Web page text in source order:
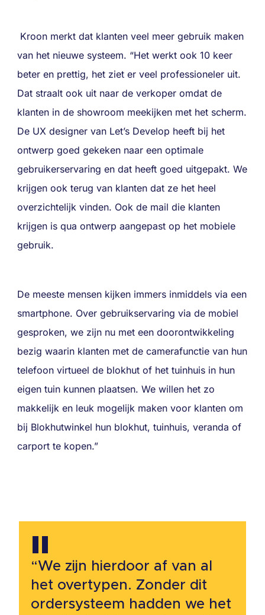
Kroon merkt dat klanten veel meer gebruik maken
van het nieuwe systeem. “Het werkt ook 10 keer
beter en prettig, het ziet er veel professioneler uit.
Dat straalt ook uit naar de verkoper omdat de
klanten in de showroom meekijken met het scherm.
De UX designer van Let’s Develop heeft bij het
ontwerp goed gekeken naar een optimale
gebruikerservaring en dat heeft goed uitgepakt. We
krijgen ook terug van klanten dat ze het heel
overzichtelijk vinden. Ook de mail die klanten
krijgen is qua ontwerp aangepast op het mobiele
gebruik.
De meeste mensen kijken immers inmiddels via een
smartphone. Over gebruikservaring via de mobiel
gesproken, we zijn nu met een doorontwikkeling
bezig waarin klanten met de camerafunctie van hun
telefoon virtueel de blokhut of het tuinhuis in hun
eigen tuin kunnen plaatsen. We willen het zo
makkelijk en leuk mogelijk maken voor klanten om
bij Blokhutwinkel hun blokhut, tuinhuis, veranda of
carport te kopen.”
II
“We zijn hierdoor af van al
het overtypen. Zonder dit
ordersysteem hadden we het